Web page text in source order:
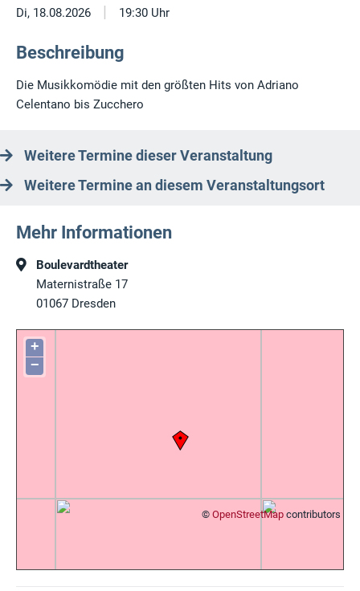
Di, 18.08.2026 | 19:30 Uhr
Beschreibung
Die Musikkomödie mit den größten Hits von Adriano
Celentano bis Zucchero
Weitere Termine dieser Veranstaltung
Weitere Termine an diesem Veranstaltungsort
Mehr Informationen
Boulevardtheater
Maternistraße 17
01067 Dresden
+
−
© OpenStreetMap contributors